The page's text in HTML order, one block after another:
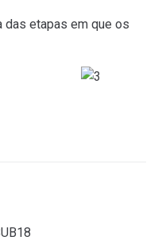
etapas em que os